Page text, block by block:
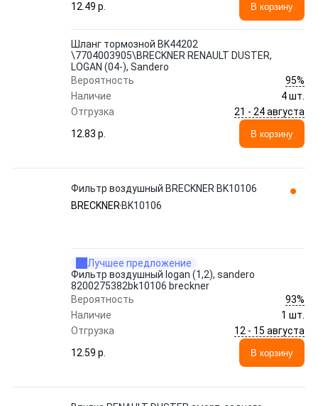
12.49 p.
В корзину
Шланг тормозной BK44202
\7704003905\BRECKNER RENAULT DUSTER,
LOGAN (04-), Sandero
Вероятность
95%
Наличие
4 шт.
Отгрузка
21 - 24 августа
12.83 p.
В корзину
Фильтр воздушный BRECKNER BK10106
BRECKNER BK10106
Лучшее предложение
Фильтр воздушный logan (1,2), sandero
8200275382bk10106 breckner
Вероятность
93%
Наличие
1 шт.
Отгрузка
12 - 15 августа
12.59 p.
В корзину